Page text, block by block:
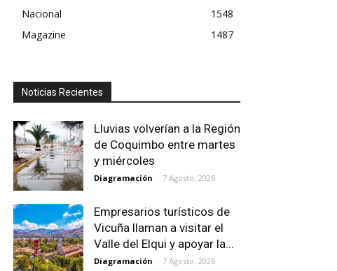
Nacional
1548
Magazine
1487
Noticias Recientes
Lluvias volverían a la Región
de Coquimbo entre martes
y miércoles
Diagramación - 7 Agosto, 2026
Empresarios turísticos de
Vicuña llaman a visitar el
Valle del Elqui y apoyar la...
Diagramación - 7 Agosto, 2026